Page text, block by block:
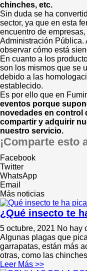
chinches, etc.
Sin duda se ha
sector, ya que en esta
encuentro de
Administración Pública.
observar cómo está
En cuanto a los
son los mismos que se
debido a las
establecido.
Es por ello que en
eventos porque
novedades en control
compartir y adquirir
nuestro servicio.
¡Comparte esto
Facebook
Twitter
WhatsApp
Email
Más noticias
¿Qué insecto te
5 octubre, 2021 No hay
Algunas plagas que
garrapatas, están más
otras, como las
Leer Más >>